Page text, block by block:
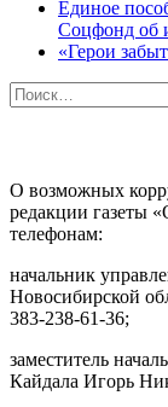
Единое
Соцфонд об
«Герои
Найти:
О возможных
редакции газеты
телефонам:
начальник
Новосибирской
383-238-61-36;
заместитель
Кайдала Игорь